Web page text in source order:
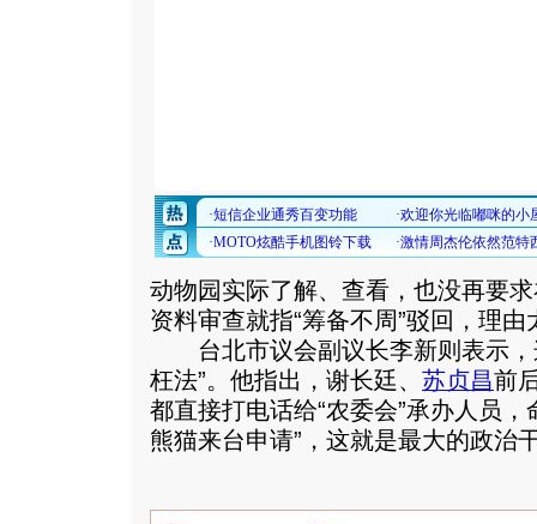
动物园实际了解、查看，也没再要
资料审查就指“筹备不周”驳回，理由
台北市议会副议长李新则表示，
枉法”。他指出，谢长廷、 苏贞昌前
都直接打电话给“农委会”承办人员
熊猫来台申请”，这就是最大的政治